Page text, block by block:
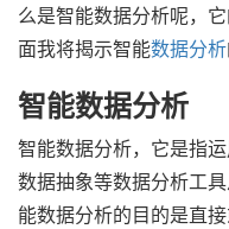
么是智能数据分析呢，
面我将揭示智能数据分析
智能数据分析
智能数据分析，它是指
数据抽象等数据分析工
能数据分析的目的是直